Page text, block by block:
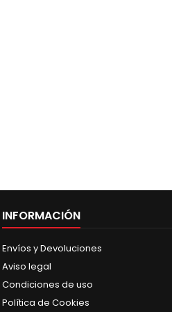
INFORMACIÓN
Envíos y Devoluciones
Aviso legal
Condiciones de uso
Política de Cookies